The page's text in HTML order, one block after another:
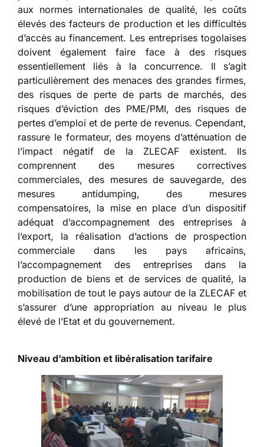
aux normes internationales de qualité, les coûts
élevés des facteurs de production et les difficultés
d’accès au financement. Les entreprises togolaises
doivent également faire face à des risques
essentiellement liés à la concurrence. Il s’agit
particulièrement des menaces des grandes firmes,
des risques de perte de parts de marchés, des
risques d’éviction des PME/PMI, des risques de
pertes d’emploi et de perte de revenus. Cependant,
rassure le formateur, des moyens d’atténuation de
l’impact négatif de la ZLECAF existent. Ils
comprennent des mesures correctives
commerciales, des mesures de sauvegarde, des
mesures antidumping, des mesures
compensatoires, la mise en place d’un dispositif
adéquat d’accompagnement des entreprises à
l’export, la réalisation d’actions de prospection
commerciale dans les pays africains,
l’accompagnement des entreprises dans la
production de biens et de services de qualité, la
mobilisation de tout le pays autour de la ZLECAF et
s’assurer d’une appropriation au niveau le plus
élevé de l’Etat et du gouvernement.
Niveau d’ambition et libéralisation tarifaire